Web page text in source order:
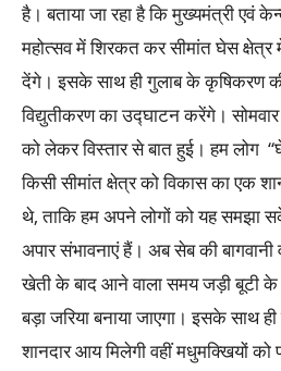
है। बताया जा रहा है कि मुख्यमंत्री एवं
महोत्सव में शिरकत कर सीमांत घेस क्षेत्र
देंगे। इसके साथ ही गुलाब के कृषिकरण
विद्युतीकरण का उद्घाटन करेंगे।
को लेकर विस्तार से बात हुई। हम लोग
किसी सीमांत क्षेत्र को विकास का एक
थे, ताकि हम अपने लोगों को यह समझा सकें
अपार संभावनाएं हैं। अब सेब की
खेती के बाद आने वाला समय जड़ी बूटी
बड़ा जरिया बनाया जाएगा। इसके साथ
शानदार आय मिलेगी वहीं मधुमक्खियों को